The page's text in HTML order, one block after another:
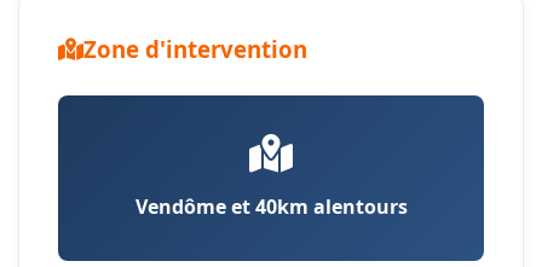
Zone d'intervention
Vendôme et 40km alentours